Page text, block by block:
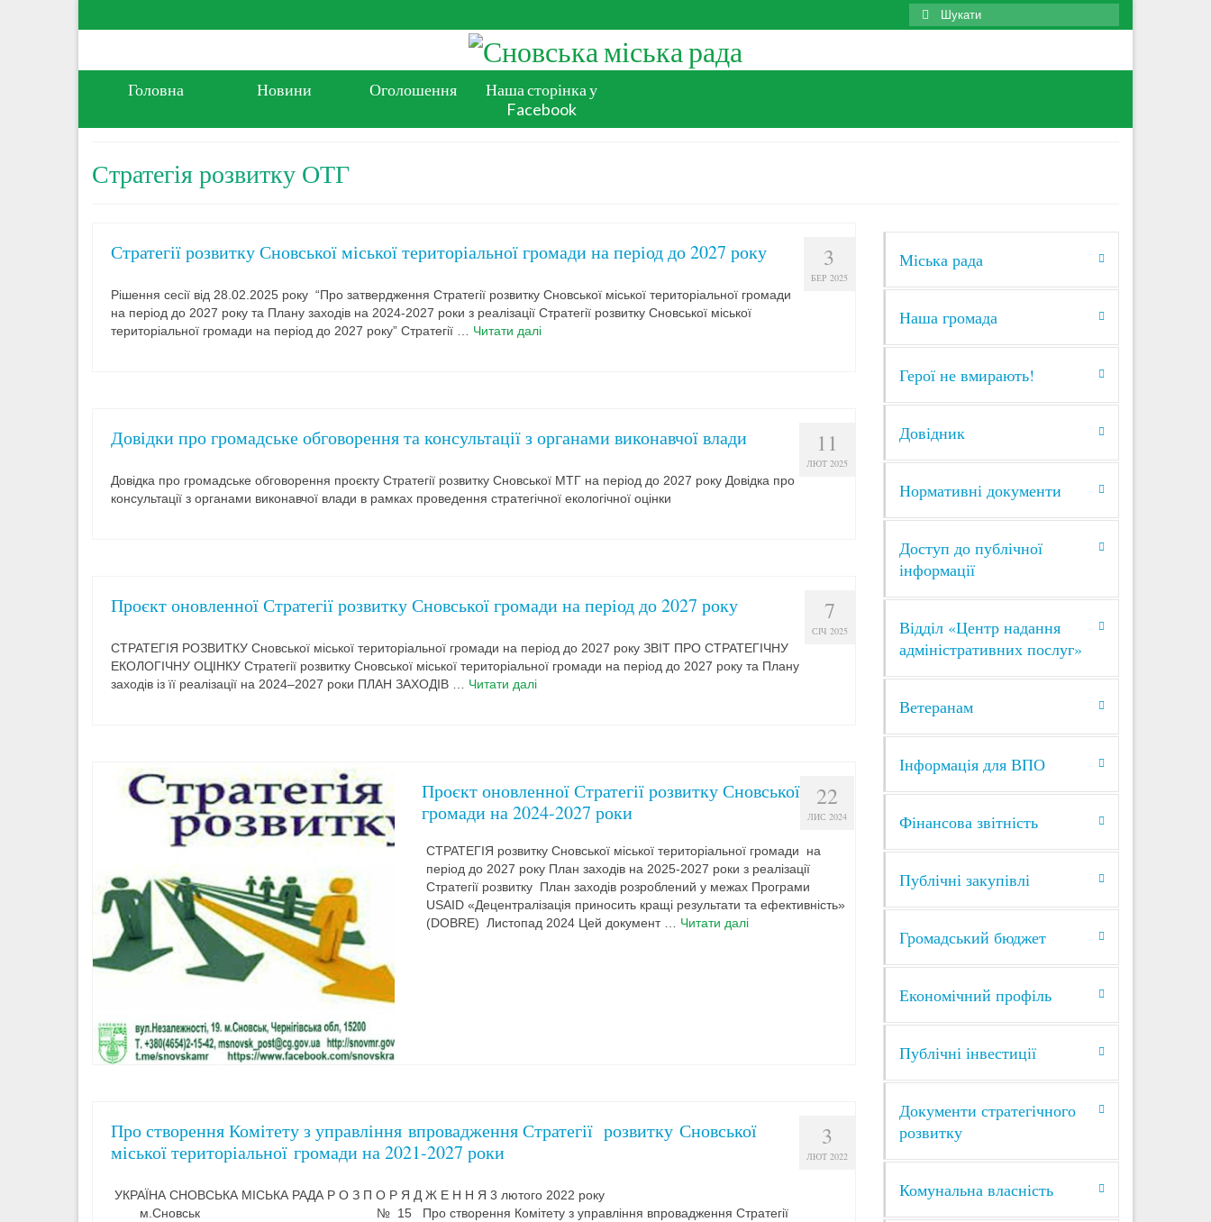
Search
for:
Головна Новини Оголошення
Наша сторінка у
Facebook
Стратегія розвитку ОТГ
3
БЕР 2025
Стратегії розвитку Сновської міської територіальної громади на період до 2027 року
Рішення сесії від 28.02.2025 року “Про затвердження Стратегії розвитку Сновської міської територіальної громади
на період до 2027 року та Плану заходів на 2024-2027 роки з реалізації Стратегії розвитку Сновської міської
територіальної громади на період до 2027 року” Стратегії … Читати далі
11
ЛЮТ 2025
Довідки про громадське обговорення та консультації з органами виконавчої влади
Довідка про громадське обговорення проєкту Стратегії розвитку Сновської МТГ на період до 2027 року Довідка про
консультації з органами виконавчої влади в рамках проведення стратегічної екологічної оцінки
7
СІЧ 2025
Проєкт оновленної Стратегії розвитку Сновської громади на період до 2027 року
СТРАТЕГІЯ РОЗВИТКУ Cновської міської територіальної громади на період до 2027 року ЗВІТ ПРО СТРАТЕГІЧНУ
ЕКОЛОГІЧНУ ОЦІНКУ Стратегії розвитку Сновської міської територіальної громади на період до 2027 року та Плану
заходів із її реалізації на 2024–2027 роки ПЛАН ЗАХОДІВ … Читати далі
22
ЛИС 2024
Проєкт оновленної Стратегії розвитку Сновської
громади на 2024-2027 роки
СТРАТЕГІЯ розвитку Cновської міської територіальної громади на
період до 2027 року План заходів на 2025-2027 роки з реалізації
Стратегії розвитку План заходів розроблений у межах Програми
USAID «Децентралізація приносить кращі результати та ефективність»
(DOBRE) Листопад 2024 Цей документ … Читати далі
3
ЛЮТ 2022
Про створення Комітету з управління впровадження Стратегії розвитку Сновської
міської територіальної громади на 2021-2027 роки
УКРАЇНА СНОВСЬКА МІСЬКА РАДА Р О З П О Р Я Д Ж Е Н Н Я 3 лютого 2022 року
м.Сновськ № 15 Про створення Комітету з управління впровадження Стратегії
Міська рада
Наша громада
Герої не вмирають!
Довідник
Нормативні документи
Доступ до публічної
інформації
Відділ «Центр надання
адміністративних послуг»
Ветеранам
Інформація для ВПО
Фінансова звітність
Публічні закупівлі
Громадський бюджет
Економічний профіль
Публічні інвестиції
Документи стратегічного
розвитку
Комунальна власність